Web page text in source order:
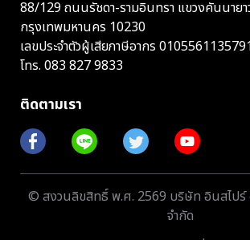
88/129 ถนนรัชดา-รามอินทรา แขวงคันนายา
กรุงเทพมหานคร 10230
เลขประจำตัวผู้เสียภาษีอากร
โทร. 083 827 9833
ติดตามเรา
© สงวนลิขสิทธิ์ พ.ศ. 2569 บริษัท อินสไปร์
จำกัด